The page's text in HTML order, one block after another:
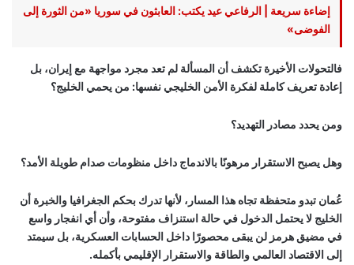
إضاءة سريعة | الرفاعي عيد يكتب: العابثون في سوريا «من الثورة إلى
الفوضى»
فالتحولات الأخيرة تكشف أن المسألة لم تعد مجرد مواجهة مع إيران، بل
إعادة تعريف كاملة لفكرة الأمن الخليجي نفسها: من يحمي الخليج؟
ومن يحدد مصادر التهديد؟
وهل يصبح الاستقرار مرهونًا بالاندماج داخل منظومات صدام طويلة الأمد؟
عُمان تبدو متحفظة تجاه هذا المسار، لأنها تدرك بحكم الجغرافيا والخبرة أن
الخليج لا يحتمل الدخول في حالة استنزاف مفتوحة، وأن أي انفجار واسع
في مضيق هرمز لن يبقى محصورًا داخل الحسابات العسكرية، بل سيمتد
إلى الاقتصاد العالمي والطاقة والاستقرار الإقليمي بأكمله.